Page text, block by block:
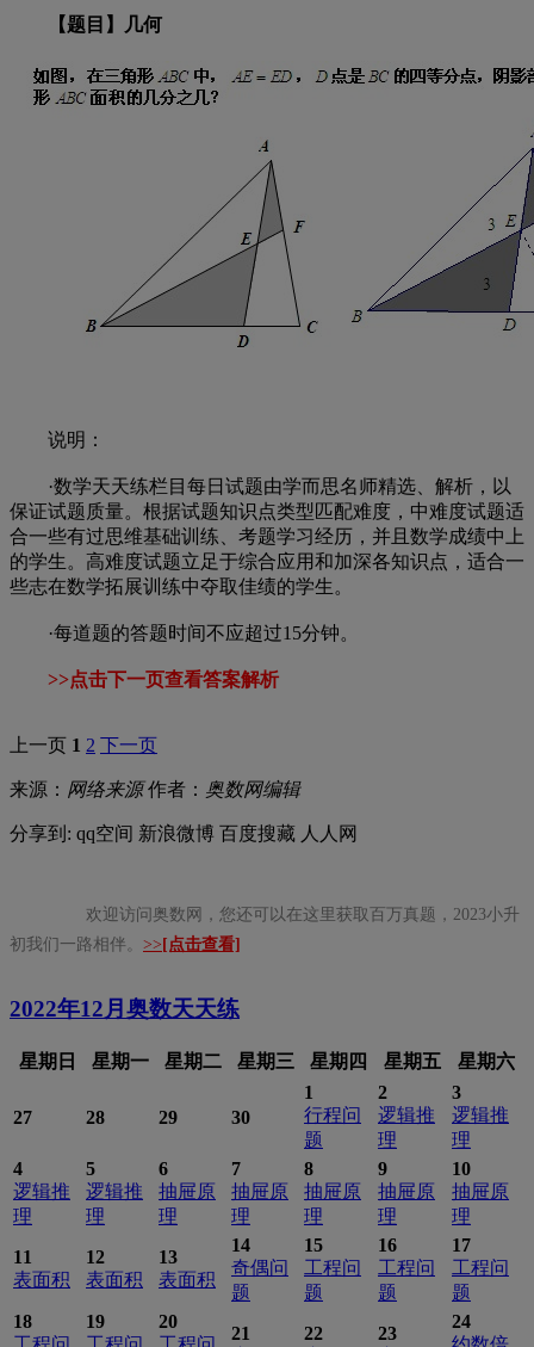
【题目】几何
说明：
·数学天天练栏目每日试题由学而思名师精选、解析，以
保证试题质量。根据试题知识点类型匹配难度，中难度试题适
合一些有过思维基础训练、考题学习经历，并且数学成绩中上
的学生。高难度试题立足于综合应用和加深各知识点，适合一
些志在数学拓展训练中夺取佳绩的学生。
·每道题的答题时间不应超过15分钟。
>>点击下一页查看答案解析
上一页 1 2 下一页
来源： 网络来源作者： 奥数网编辑
分享到: qq空间 新浪微博 百度搜藏 人人网
欢迎访问奥数网，您还可以在这里获取百万真题，2023小升
初我们一路相伴。 >> [点击查看]
2022年12月 奥数天天练
星期日 星期一 星期二 星期三 星期四 星期五 星期六
27 28 29 30
1
行程问
题
2
逻辑推
理
3
逻辑推
理
4
逻辑推
理
5
逻辑推
理
6
抽屉原
理
7
抽屉原
理
8
抽屉原
理
9
抽屉原
理
10
抽屉原
理
11
表面积
12
表面积
13
表面积
14
奇偶问
题
15
工程问
题
16
工程问
题
17
工程问
题
18
19
20
21
22
23
24